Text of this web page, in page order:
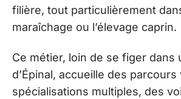
filière, tout particulièrement
maraîchage ou l’élevage caprin.
Ce métier, loin de se figer dans
d’Épinal, accueille des
spécialisations multiples, des